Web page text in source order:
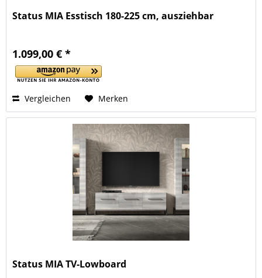
Status MIA Esstisch 180-225 cm, ausziehbar
1.099,00 € *
Vergleichen Merken
Status MIA TV-Lowboard